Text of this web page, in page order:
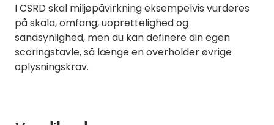
I CSRD skal miljøpåvirkning eksempelvis vurderes
på skala, omfang, uoprettelighed og
sandsynlighed, men du kan definere din egen
scoringstavle, så længe en overholder øvrige
oplysningskrav.